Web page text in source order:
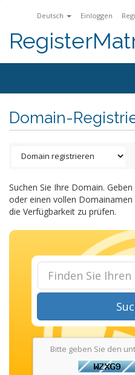
Deutsch Einloggen
Domain-
Suchen Sie Ihre Domain.
oder einen vollen
die Verfügbarkeit zu prüfen.
Bitte geben Sie den